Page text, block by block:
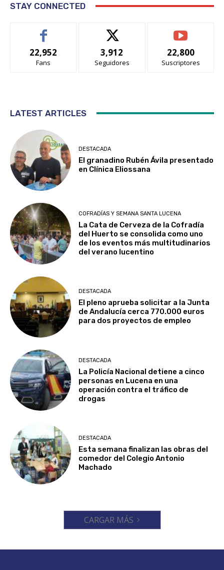
STAY CONNECTED
22,952
Fans
3,912
Seguidores
22,800
Suscriptores
LATEST ARTICLES
DESTACADA
El granadino Rubén Ávila presentado
en Clínica Eliossana
COFRADÍAS Y SEMANA SANTA LUCENA
La Cata de Cerveza de la Cofradía
del Huerto se consolida como uno
de los eventos más multitudinarios
del verano lucentino
DESTACADA
El pleno aprueba solicitar a la Junta
de Andalucía cerca 770.000 euros
para dos proyectos de empleo
DESTACADA
La Policía Nacional detiene a cinco
personas en Lucena en una
operación contra el tráfico de
drogas
DESTACADA
Esta semana finalizan las obras del
comedor del Colegio Antonio
Machado
CARGAR MÁS